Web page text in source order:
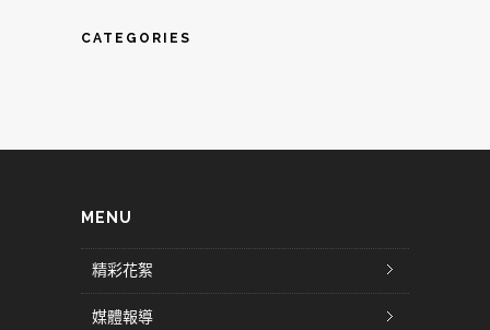
CATEGORIES
MENU
精彩花絮
媒體報導